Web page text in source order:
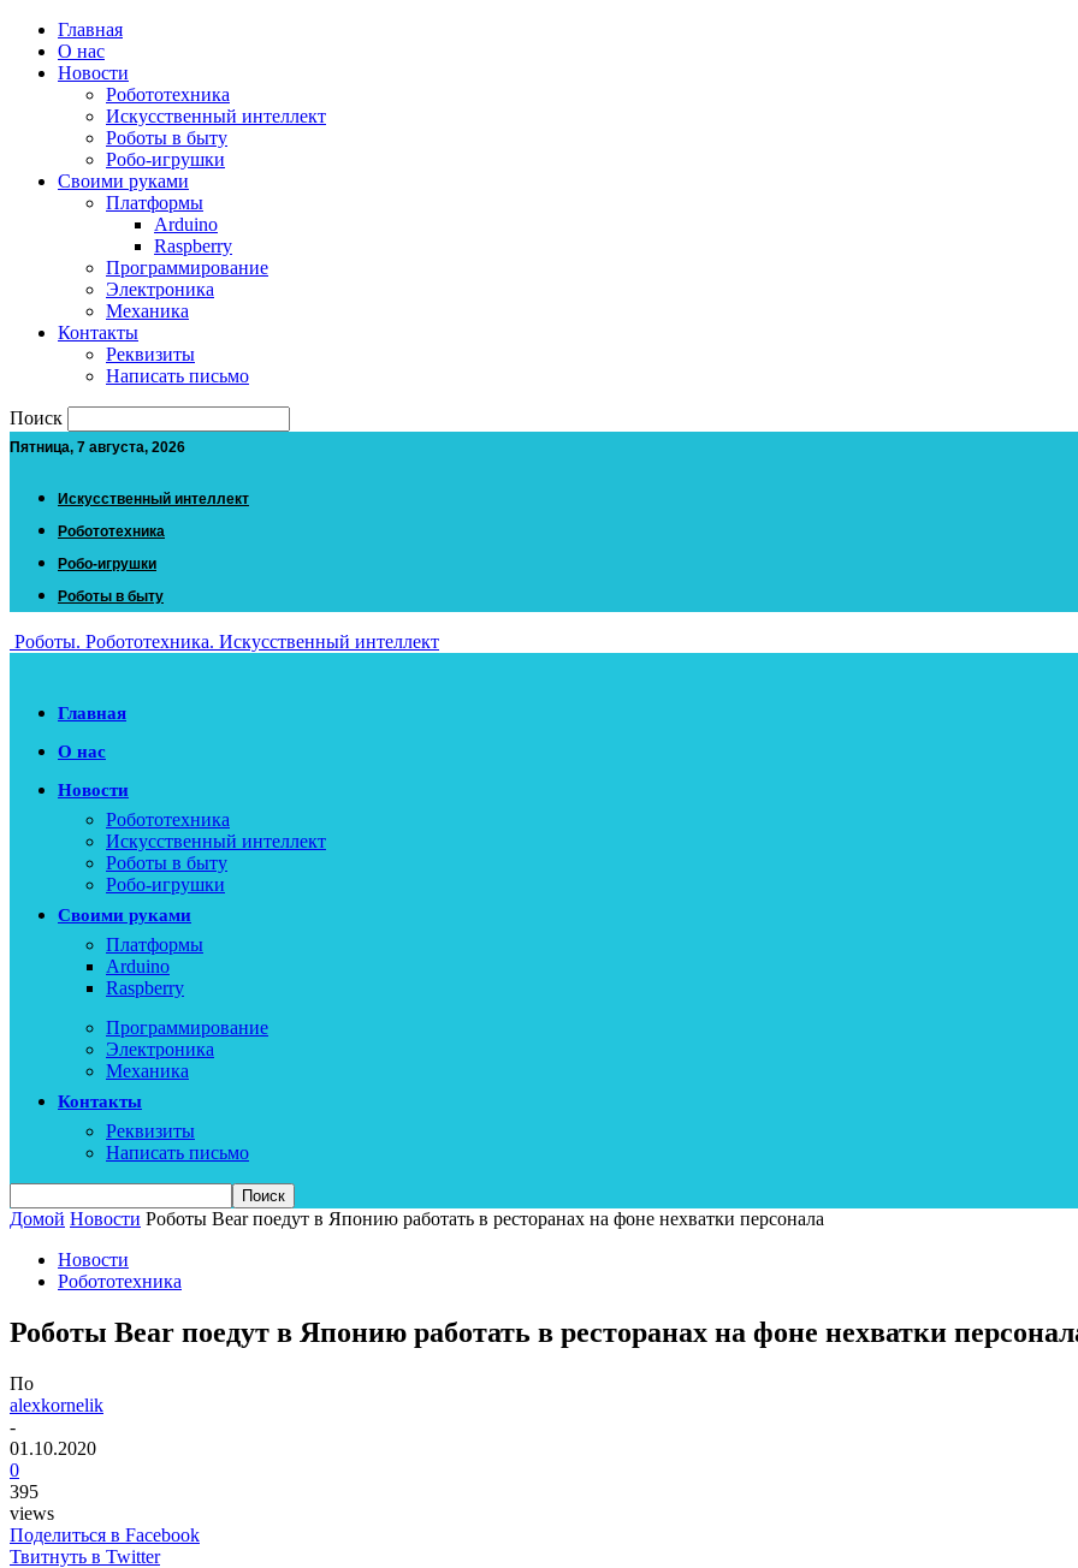
Главная
О нас
Новости
Робототехника
Искусственный интеллект
Роботы в быту
Робо-игрушки
Своими руками
Платформы
Arduino
Raspberry
Программирование
Электроника
Механика
Контакты
Реквизиты
Написать письмо
Поиск
Пятница, 7 августа, 2026
Искусственный интеллект
Робототехника
Робо-игрушки
Роботы в быту
Роботы. Робототехника. Искусственный интеллект
Главная
О нас
Новости
Робототехника
Искусственный интеллект
Роботы в быту
Робо-игрушки
Своими руками
Платформы
Arduino
Raspberry
Программирование
Электроника
Механика
Контакты
Реквизиты
Написать письмо
Домой Новости Роботы Bear поедут в Японию работать в ресторанах на фоне нехватки персонала
Новости
Робототехника
Роботы Bear поедут в Японию работать в ресторанах на фоне нехватки
По
alexkornelik
-
01.10.2020
0
395
views
Поделиться в Facebook
Твитнуть в Twitter